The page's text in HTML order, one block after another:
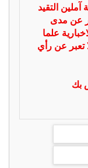
آملين التقيد
عن مدى
علما
تعبر عن رأي
بك